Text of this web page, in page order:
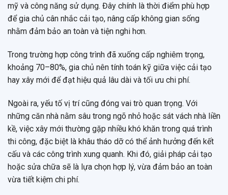
mỹ và công năng sử dụng. Đây chính là thời điểm phù hợp
để gia chủ cân nhắc cải tạo, nâng cấp không gian sống
nhằm đảm bảo an toàn và tiện nghi hơn.
Trong trường hợp công trình đã xuống cấp nghiêm trọng,
khoảng 70–80%, gia chủ nên tính toán kỹ giữa việc cải tạo
hay xây mới để đạt hiệu quả lâu dài và tối ưu chi phí.
Ngoài ra, yếu tố vị trí cũng đóng vai trò quan trọng. Với
những căn nhà nằm sâu trong ngõ nhỏ hoặc sát vách nhà liền
kề, việc xây mới thường gặp nhiều khó khăn trong quá trình
thi công, đặc biệt là khâu tháo dỡ có thể ảnh hưởng đến kết
cấu và các công trình xung quanh. Khi đó, giải pháp cải tạo
hoặc sửa chữa sẽ là lựa chọn hợp lý, vừa đảm bảo an toàn
vừa tiết kiệm chi phí.